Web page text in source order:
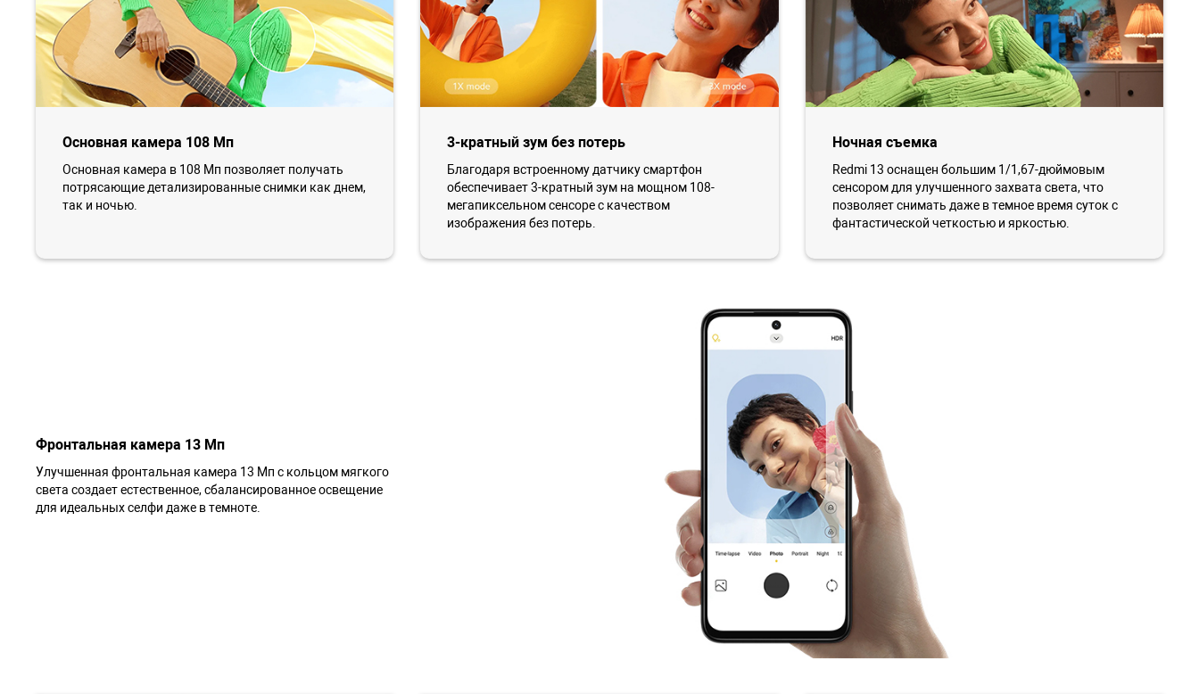
Основная камера 108 Мп
Основная камера в 108 Мп позволяет получать
потрясающие детализированные снимки как днем,
так и ночью.
3-кратный зум без потерь
Благодаря встроенному датчику смартфон
обеспечивает 3-кратный зум на мощном 108-
мегапиксельном сенсоре с качеством
изображения без потерь.
Ночная съемка
Redmi 13 оснащен большим 1/1,67-дюймовым
сенсором для улучшенного захвата света, что
позволяет снимать даже в темное время суток с
фантастической четкостью и яркостью.
Фронтальная камера 13 Мп
Улучшенная фронтальная камера 13 Мп с кольцом мягкого
света создает естественное, сбалансированное освещение
для идеальных селфи даже в темноте.